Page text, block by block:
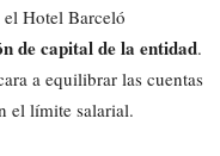
Hotel Barceló
de capital de la entidad.
a equilibrar las cuentas
el límite salarial.